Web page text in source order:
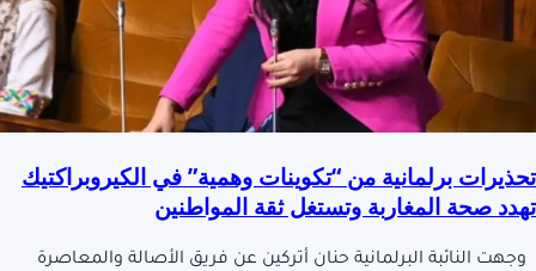
تحذيرات برلمانية من “تكوينات وهمية” في الكيروبراكتيك
تهدد صحة المغاربة وتستغل ثقة المواطنين
وجهت النائبة البرلمانية حنان أتركين عن فريق الأصالة والمعاصرة